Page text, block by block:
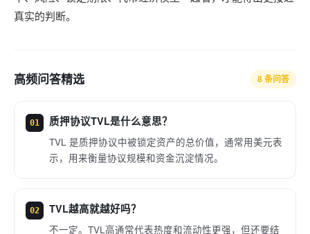
真实的判断。
高频问答精选 8 条问答
01 质押协议TVL是什么意思？
TVL 是质押协议中被锁定资产的总价值，通常用美元表
示，用来衡量协议规模和资金沉淀情况。
02 TVL越高就越好吗？
不一定。TVL高通常代表热度和流动性更强，但还要结